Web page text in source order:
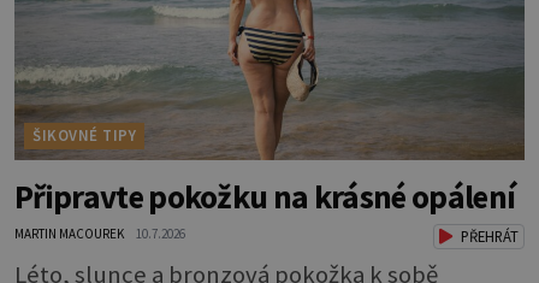
ŠIKOVNÉ TIPY
Připravte pokožku na krásné opálení
MARTIN MACOUREK 10.7.2026 PŘEHRÁT
Léto, slunce a bronzová pokožka k sobě